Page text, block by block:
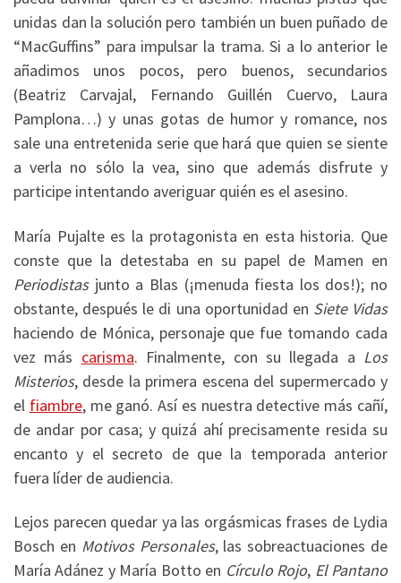
unidas dan la solución pero también un buen puñado de
“MacGuffins” para impulsar la trama. Si a lo anterior le
añadimos unos pocos, pero buenos, secundarios
(Beatriz Carvajal, Fernando Guillén Cuervo, Laura
Pamplona…) y unas gotas de humor y romance, nos
sale una entretenida serie que hará que quien se siente
a verla no sólo la vea, sino que además disfrute y
participe intentando averiguar quién es el asesino.
María Pujalte es la protagonista en esta historia. Que
conste que la detestaba en su papel de Mamen en
Periodistasjunto a Blas (¡menuda fiesta los dos!); no
obstante, después le di una oportunidad en Siete Vidas
haciendo de Mónica, personaje que fue tomando cada
vez más carisma. Finalmente, con su llegada a Los
Misterios, desde la primera escena del supermercado y
el fiambre, me ganó. Así es nuestra detective más cañí,
de andar por casa; y quizá ahí precisamente resida su
encanto y el secreto de que la temporada anterior
fuera líder de audiencia.
Lejos parecen quedar ya las orgásmicas frases de Lydia
Bosch en Motivos Personales, las sobreactuaciones de
María Adánez y María Botto en Círculo Rojo, El Pantano